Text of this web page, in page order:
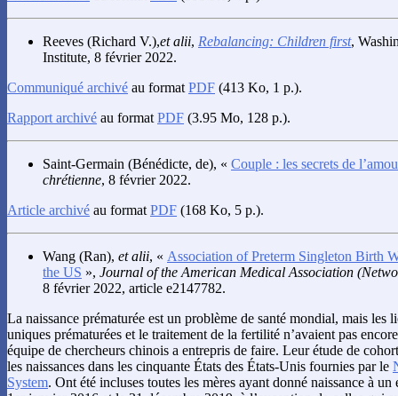
Reeves (Richard V.),et alii, Rebalancing: Children first,
Institute, 8 février 2022.
Communiqué archivé au format PDF (413 Ko, 1 p.).
Rapport archivé au format PDF (3.95 Mo, 128 p.).
Saint-Germain (Bénédicte, de), « Couple : les secrets de
chrétienne, 8 février 2022.
Article archivé au format PDF (168 Ko, 5 p.).
Wang (Ran), et alii, « Association of Preterm Singleton Birth
the US », Journal of the American Medical Association
8 février 2022, article e2147782.
La naissance prématurée est un problème de santé mondial, mais les
uniques prématurées et le traitement de la fertilité n’avaient pas
équipe de chercheurs chinois a entrepris de faire. Leur étude de
les naissances dans les cinquante États des États-Unis fournies par le
System. Ont été incluses toutes les mères ayant donné naissance à